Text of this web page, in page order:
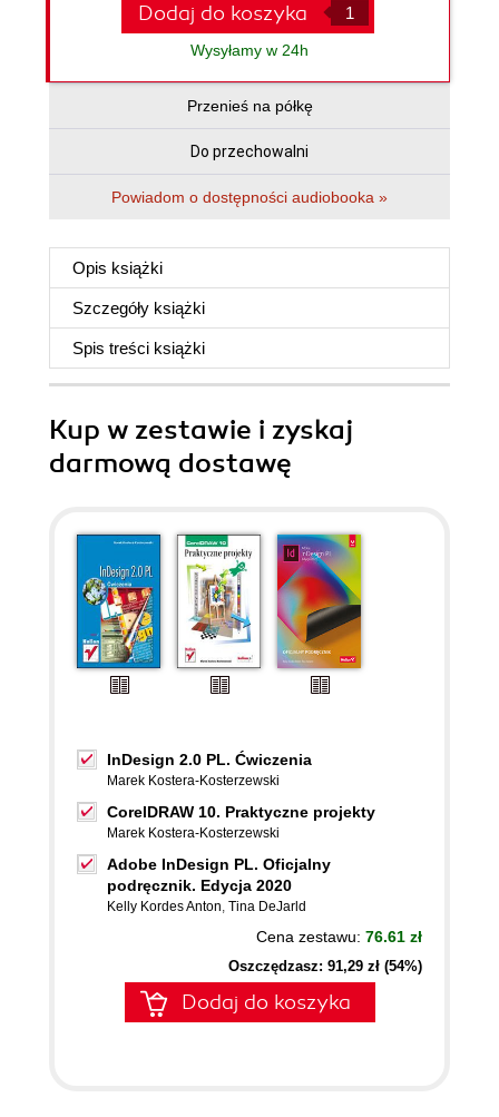
Dodaj do koszyka
Wysyłamy w 24h
Przenieś na półkę
Do przechowalni
Powiadom o dostępności audiobooka »
Opis książki
Szczegóły książki
Spis treści książki
Kup w zestawie i zyskaj
darmową dostawę
InDesign 2.0 PL. Ćwiczenia
Marek Kostera-Kosterzewski
CorelDRAW 10. Praktyczne projekty
Marek Kostera-Kosterzewski
Adobe InDesign PL. Oficjalny
podręcznik. Edycja 2020
Kelly Kordes Anton, Tina DeJarld
Cena zestawu: 76.61 zł
Oszczędzasz: 91,29 zł (54%)
Dodaj do koszyka